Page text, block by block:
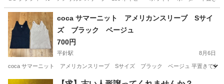
愛知 日進市 平針駅
coca サマーニット アメリカンスリーブ Sサイ
ズ ブラック ベージュ
700円
平針駅 8月6日
coca サマーニット アメリカンスリーブ Sサイズ ブラック ベージュ 平置きで身幅
平針駅 その他